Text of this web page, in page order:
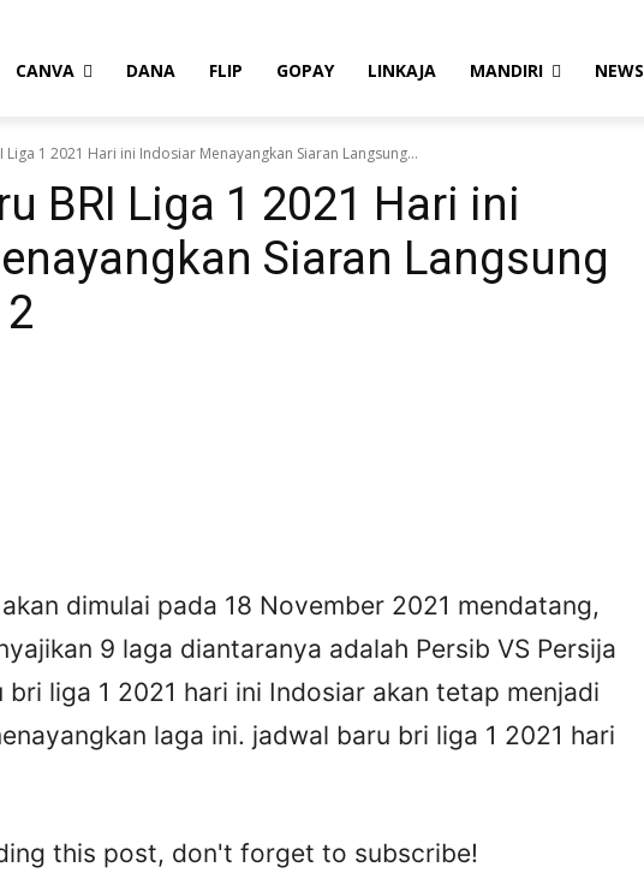
CANVA DANA FLIP GOPAY LINKAJA MANDIRI NEWS
Liga 1 2021 Hari ini Indosiar Menayangkan Siaran Langsung...
BRI Liga 1 2021 Hari ini
Siaran Langsung
dimulai pada 18 November 2021 mendatang,
9 laga diantaranya adalah Persib VS Persija
bri liga 1 2021 hari ini Indosiar akan tetap menjadi
laga ini. jadwal baru bri liga 1 2021 hari
this post, don't forget to subscribe!